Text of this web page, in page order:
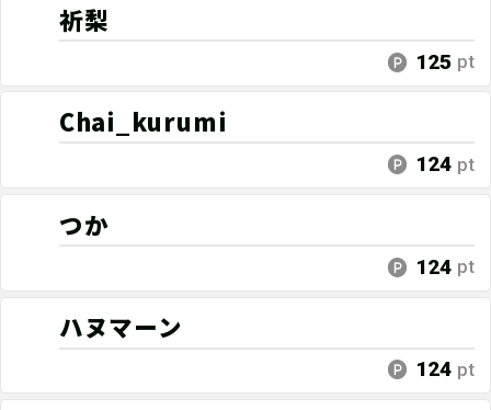
祈梨
125 pt
Chai_kurumi
124 pt
つか
124 pt
ハヌマーン
124 pt